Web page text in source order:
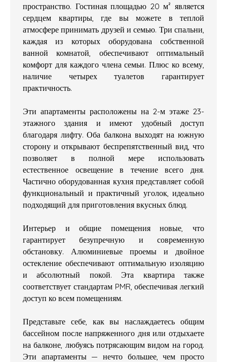
пространство. Гостиная площадью 20 м² является
сердцем квартиры, где вы можете в теплой
атмосфере принимать друзей и семью. Три спальни,
каждая из которых оборудована собственной
ванной комнатой, обеспечивают оптимальный
комфорт для каждого члена семьи. Плюс ко всему,
наличие четырех туалетов гарантирует
практичность.
Эти апартаменты расположены на 2-м этаже 23-
этажного здания и имеют удобный доступ
благодаря лифту. Оба балкона выходят на южную
сторону и открывают беспрепятственный вид, что
позволяет в полной мере использовать
естественное освещение в течение всего дня.
Частично оборудованная кухня представляет собой
функциональный и практичный уголок, идеально
подходящий для приготовления вкусных блюд.
Интерьер и общие помещения новые, что
гарантирует безупречную и современную
обстановку. Алюминиевые проемы и двойное
остекление обеспечивают оптимальную изоляцию
и абсолютный покой. Эта квартира также
соответствует стандартам PMR, обеспечивая легкий
доступ ко всем помещениям.
Представьте себе, как вы наслаждаетесь общим
бассейном после напряженного дня или отдыхаете
на балконе, любуясь потрясающим видом на город.
Эти апартаменты — нечто большее, чем просто